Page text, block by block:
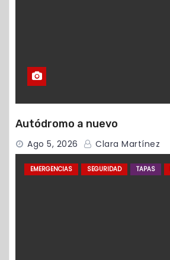
Autódromo a nuevo
Ago 5, 2026 Clara Martínez
EMERGENCIAS SEGURIDAD TAPAS